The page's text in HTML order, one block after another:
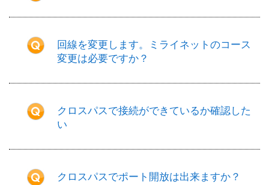
回線を変更します。ミライネットのコース
変更は必要ですか？
クロスパスで接続ができているか確認した
い
クロスパスでポート開放は出来ますか？